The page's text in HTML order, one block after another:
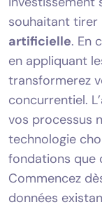
souhaitant tirer
artificielle. En
en appliquant
transformerez
concurrentiel. L’
vos processus
technologie
fondations que
Commencez
données